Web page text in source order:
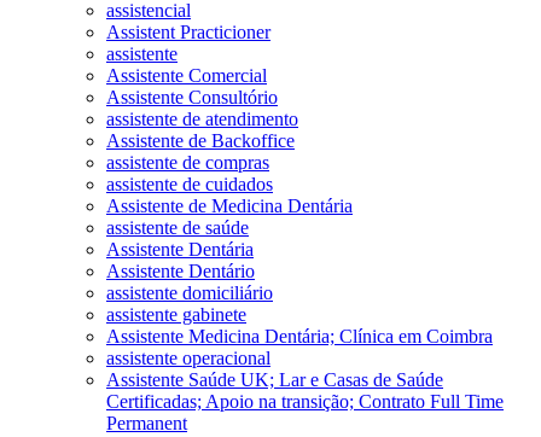
assistencial
Assistent Practicioner
assistente
Assistente Comercial
Assistente Consultório
assistente de atendimento
Assistente de Backoffice
assistente de compras
assistente de cuidados
Assistente de Medicina Dentária
assistente de saúde
Assistente Dentária
Assistente Dentário
assistente domiciliário
assistente gabinete
Assistente Medicina Dentária; Clínica em Coimbra
assistente operacional
Assistente Saúde UK; Lar e Casas de Saúde
Certificadas; Apoio na transição; Contrato Full Time
Permanent